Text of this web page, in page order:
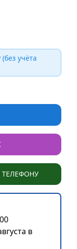
(без учёта
ТЕЛЕФОНУ
в